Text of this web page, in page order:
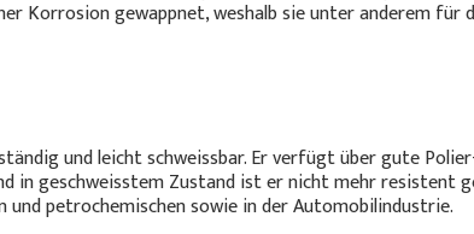
Korrosion gewappnet, weshalb sie unter anderem
und leicht schweissbar. Er verfügt über gute
in geschweisstem Zustand ist er nicht mehr resistent
petrochemischen sowie in der Automobilindustrie.